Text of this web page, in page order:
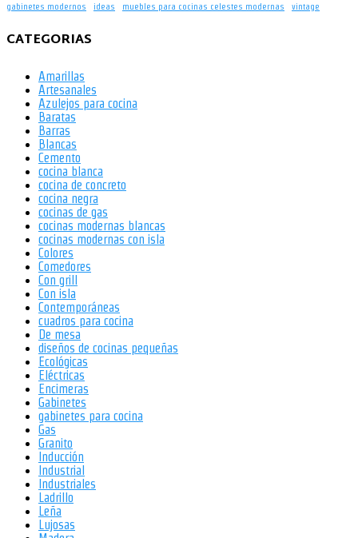
gabinetes modernos ideas muebles para cocinas celestes modernas vintage
CATEGORIAS
Amarillas
Artesanales
Azulejos para cocina
Baratas
Barras
Blancas
Cemento
cocina blanca
cocina de concreto
cocina negra
cocinas de gas
cocinas modernas blancas
cocinas modernas con isla
Colores
Comedores
Con grill
Con isla
Contemporáneas
cuadros para cocina
De mesa
diseños de cocinas pequeñas
Ecológicas
Eléctricas
Encimeras
Gabinetes
gabinetes para cocina
Gas
Granito
Inducción
Industrial
Industriales
Ladrillo
Leña
Lujosas